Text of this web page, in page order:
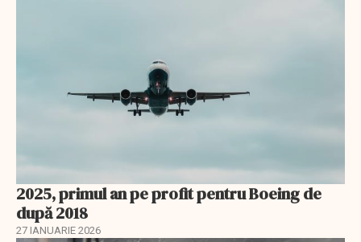
2025, primul an pe profit pentru Boeing de
după 2018
27 IANUARIE 2026